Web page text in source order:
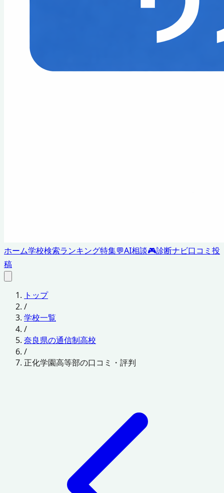
ホーム学校検索ランキング特集💬AI相談🎮診断ナビ口コミ投
稿
トップ
/
学校一覧
/
奈良県の通信制高校
/
正化学園高等部の口コミ・評判